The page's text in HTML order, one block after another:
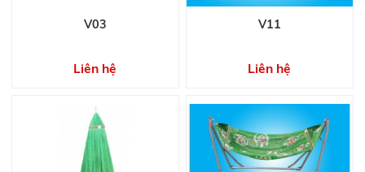
V03
Liên hệ
V11
Liên hệ